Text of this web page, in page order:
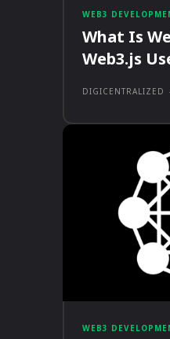
WEB3
What Is
Web3.js
DIGICENTRALIZED
WEB3